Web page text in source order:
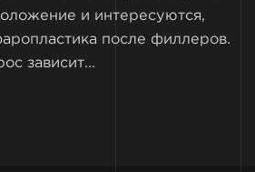
и интересуются,
после филлеров.
зависит...